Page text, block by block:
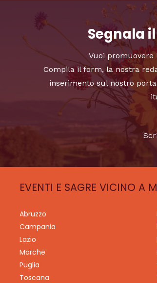
Segnala
Vuoi promuovere
Compila il form, la nostra
inserimento sul nostro
EVENTI E SAGRE VICINO A
Abruzzo
Campania
Lazio
Marche
Puglia
Toscana